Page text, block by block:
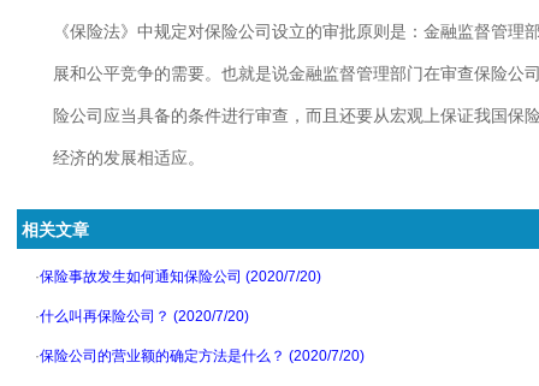
《保险法》中规定对保险公司设立的审批原则是： 金融监督管理
展和公平竞争的需要。也就是说金融监督管理部门在审查保险公
险公司应当具备的条件进行审查，而且还要从宏观上保证我国保
经济的发展相适应。
相关文章
·保险事故发生如何通知保险公司 (2020/7/20)
·什么叫再保险公司？ (2020/7/20)
·保险公司的营业额的确定方法是什么？ (2020/7/20)